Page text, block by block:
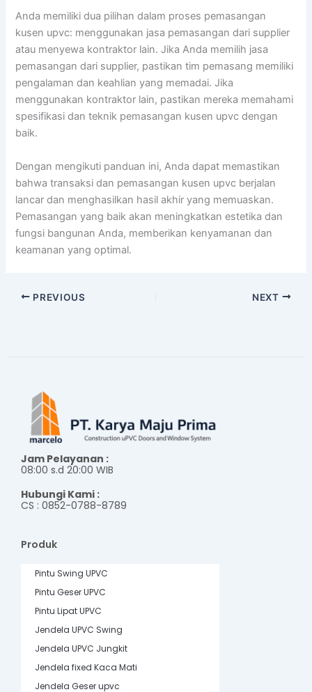
Anda memiliki dua pilihan dalam proses pemasangan
kusen upvc: menggunakan jasa pemasangan dari supplier
atau menyewa kontraktor lain. Jika Anda memilih jasa
pemasangan dari supplier, pastikan tim pemasang memiliki
pengalaman dan keahlian yang memadai. Jika
menggunakan kontraktor lain, pastikan mereka memahami
spesifikasi dan teknik pemasangan kusen upvc dengan
baik.
Dengan mengikuti panduan ini, Anda dapat memastikan
bahwa transaksi dan pemasangan kusen upvc berjalan
lancar dan menghasilkan hasil akhir yang memuaskan.
Pemasangan yang baik akan meningkatkan estetika dan
fungsi bangunan Anda, memberikan kenyamanan dan
keamanan yang optimal.
PREVIOUS NEXT
Jam Pelayanan :
08:00 s.d 20:00 WIB
Hubungi Kami :
CS : 0852-0788-8789
Produk
Pintu Swing UPVC
Pintu Geser UPVC
Pintu Lipat UPVC
Jendela UPVC Swing
Jendela UPVC Jungkit
Jendela fixed Kaca Mati
Jendela Geser upvc